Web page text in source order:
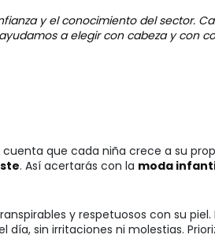
y el conocimiento del sector.
a elegir con cabeza y con
que cada niña crece a su
. Así acertarás con la moda
y respetuosos con su
sin irritaciones ni molestias.